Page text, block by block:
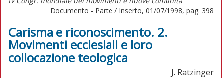
Documento - Parte / Inserto, 01/07/1998, pag. 398
Carisma e riconoscimento. 2.
Movimenti ecclesiali e loro
collocazione teologica
J. Ratzinger